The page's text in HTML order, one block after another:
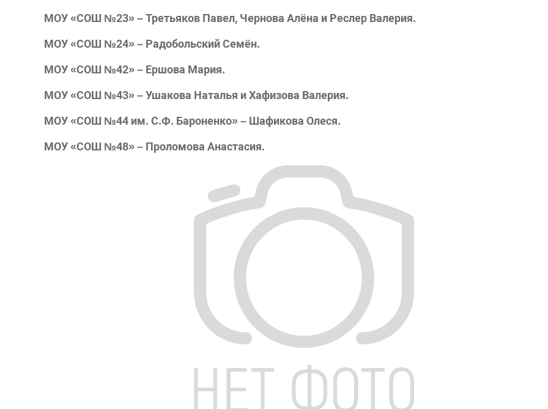
МОУ «СОШ №23» – Третьяков Павел, Чернова Алёна и Реслер Валерия.
МОУ «СОШ №24» – Радобольский Семён.
МОУ «СОШ №42» – Ершова Мария.
МОУ «СОШ №43» – Ушакова Наталья и Хафизова Валерия.
МОУ «СОШ №44 им. С.Ф. Бароненко» – Шафикова Олеся.
МОУ «СОШ №48» – Проломова Анастасия.